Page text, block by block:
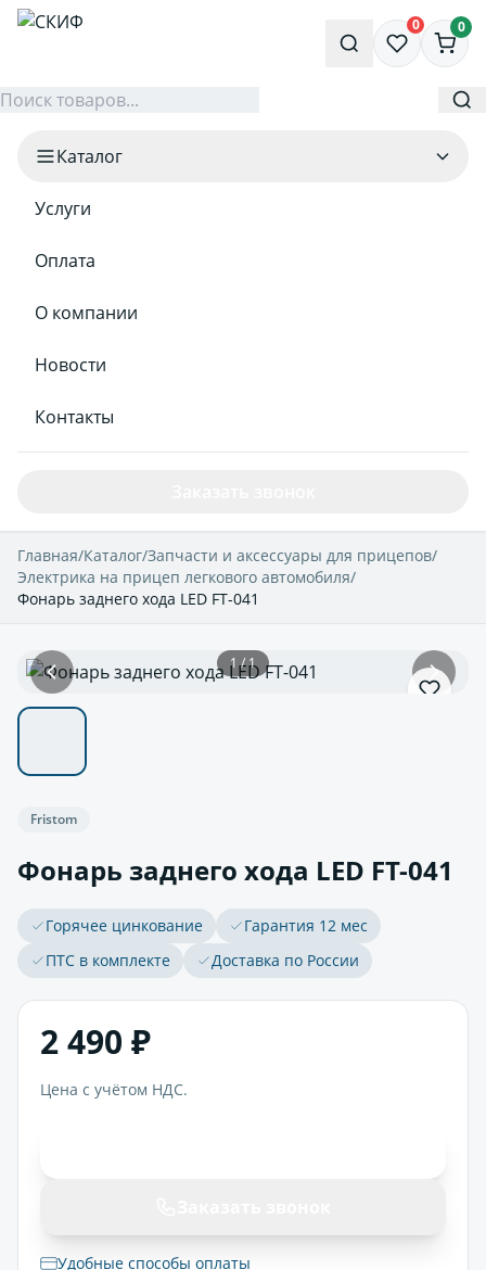
0 0
Каталог
Услуги
Оплата
О компании
Новости
Контакты
Главная/Каталог/Запчасти и аксессуары для прицепов/
Электрика на прицеп легкового автомобиля/
Фонарь заднего хода LED FT-041
1 / 1
Fristom
Фонарь заднего хода LED FT-041
Горячее цинкование
Гарантия 12 мес
ПТС в комплекте
Доставка по России
2 490 ₽
Цена с учётом НДС.
Удобные способы оплаты